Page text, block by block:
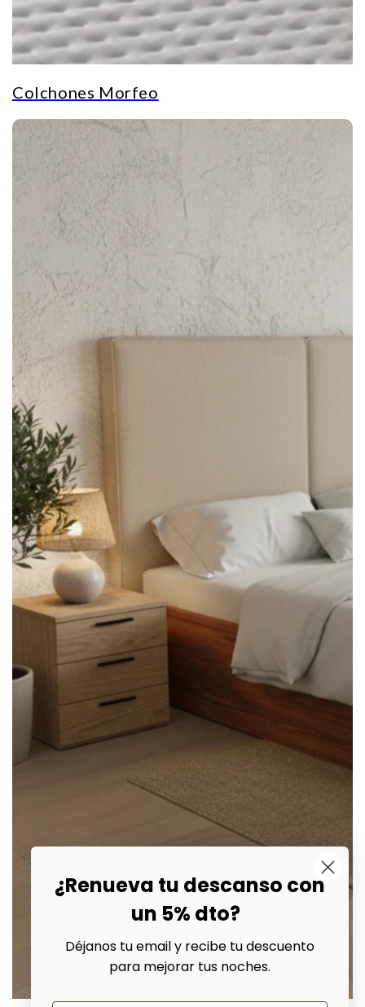
Colchones Morfeo
¿Renueva tu descanso con
un 5% dto?
Déjanos tu email y recibe tu descuento
para mejorar tus noches.